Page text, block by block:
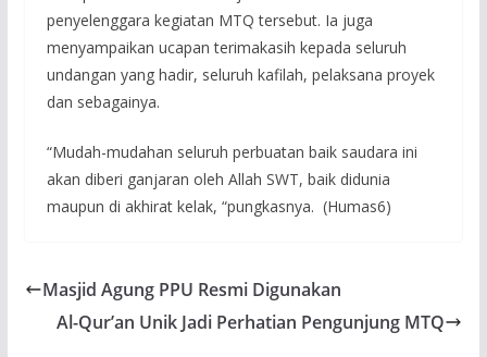
penyelenggara kegiatan MTQ tersebut. Ia juga
menyampaikan ucapan terimakasih kepada seluruh
undangan yang hadir, seluruh kafilah, pelaksana proyek
dan sebagainya.
“Mudah-mudahan seluruh perbuatan baik saudara ini
akan diberi ganjaran oleh Allah SWT, baik didunia
maupun di akhirat kelak, “pungkasnya. (Humas6)
Masjid Agung PPU Resmi Digunakan
Al-Qur’an Unik Jadi Perhatian Pengunjung MTQ